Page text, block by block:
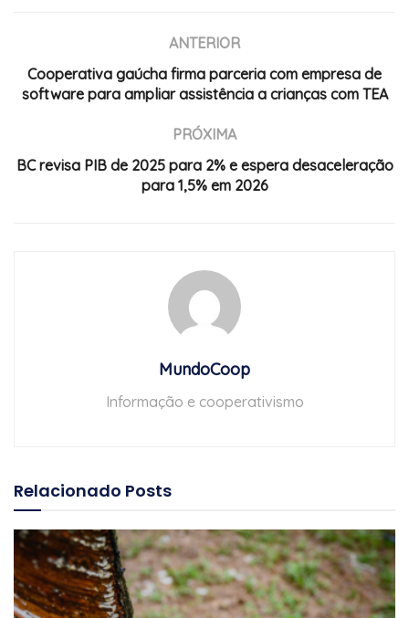
ANTERIOR
Cooperativa gaúcha firma parceria com empresa de
software para ampliar assistência a crianças com TEA
PRÓXIMA
BC revisa PIB de 2025 para 2% e espera desaceleração
para 1,5% em 2026
MundoCoop
Informação e cooperativismo
Relacionado Posts